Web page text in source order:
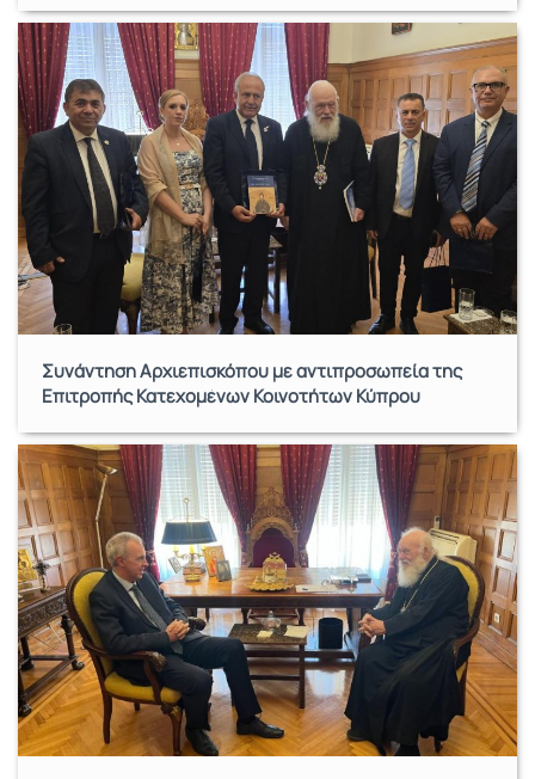
Συνάντηση Αρχιεπισκόπου με αντιπροσωπεία της
Επιτροπής Κατεχομένων Κοινοτήτων Κύπρου